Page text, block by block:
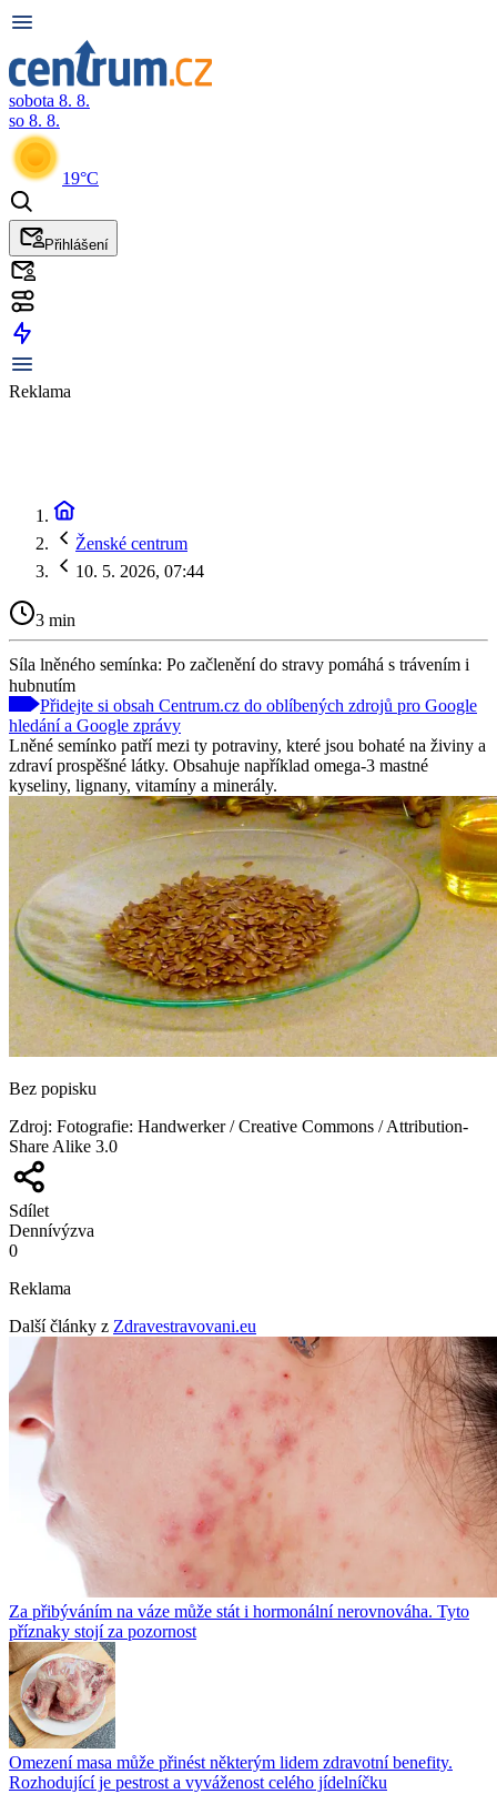
sobota 8. 8.
so 8. 8.
19°C
Přihlášení
Reklama
Ženské centrum
10. 5. 2026, 07:44
3 min
Síla lněného semínka: Po začlenění do stravy pomáhá s trávením i
hubnutím
Přidejte si obsah Centrum.cz do oblíbených zdrojů pro Google
hledání a Google zprávy
Lněné semínko patří mezi ty potraviny, které jsou bohaté na živiny a
zdraví prospěšné látky. Obsahuje například omega-3 mastné
kyseliny, lignany, vitamíny a minerály.
Bez popisku
Zdroj: Fotografie: Handwerker / Creative Commons / Attribution-
Share Alike 3.0
Sdílet
Dennívýzva
0
Reklama
Další články z Zdravestravovani.eu
Za přibýváním na váze může stát i hormonální nerovnováha. Tyto
příznaky stojí za pozornost
Omezení masa může přinést některým lidem zdravotní benefity.
Rozhodující je pestrost a vyváženost celého jídelníčku